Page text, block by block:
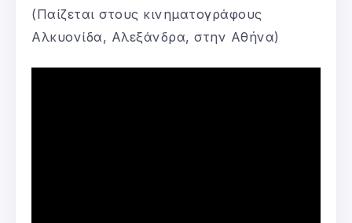
(Παίζεται στους κινηματογράφους
Αλκυονίδα, Αλεξάνδρα, στην Αθήνα)